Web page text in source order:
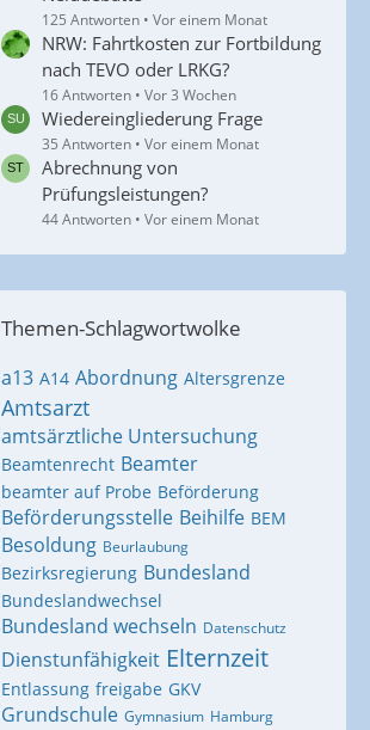
125 Antworten Vor einem Monat
NRW: Fahrtkosten zur Fortbildung
nach TEVO oder LRKG?
16 Antworten Vor 3 Wochen
Wiedereingliederung Frage
35 Antworten Vor einem Monat
Abrechnung von
Prüfungsleistungen?
44 Antworten Vor einem Monat
Themen-Schlagwortwolke
a13 A14 Abordnung Altersgrenze
Amtsarzt
amtsärztliche Untersuchung
Beamtenrecht Beamter
beamter auf Probe Beförderung
Beförderungsstelle Beihilfe BEM
Besoldung Beurlaubung
Bezirksregierung Bundesland
Bundeslandwechsel
Bundesland wechseln Datenschutz
Dienstunfähigkeit Elternzeit
Entlassung freigabe GKV
Grundschule Gymnasium Hamburg